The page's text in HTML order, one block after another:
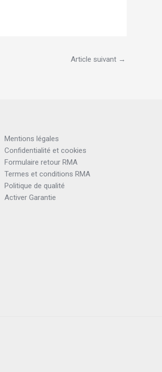
Article suivant →
Mentions légales
Confidentialité et cookies
Formulaire retour RMA
Termes et conditions RMA
Politique de qualité
Activer Garantie